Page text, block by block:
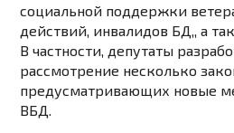
социальной поддержки
действий, инвалидов БД,, а
В частности, депутаты
рассмотрение несколько
предусматривающих новые
ВБД.